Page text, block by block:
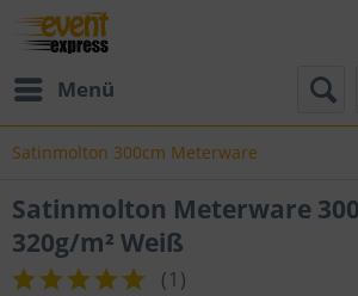
Menü
Satinmolton 300cm Meterware
Satinmolton Meterware
320g/m² Weiß
(1 )